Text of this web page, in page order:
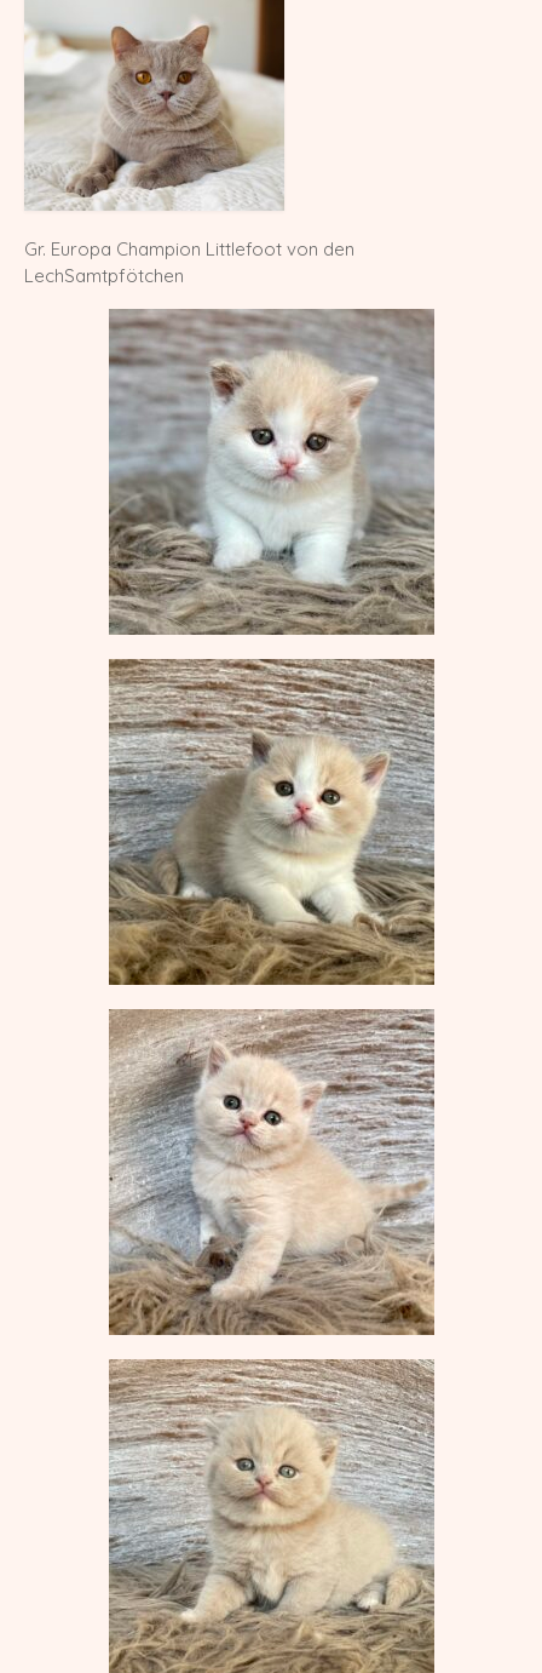
Y-Wurf vom 21.02.2026
X-Wurf vom 27.04.2025
W-Wurf vom 24.04.2025
V-Wurf vom 20.04.2025
T-Wurf vom 30.09.2024
S-Wurf vom 19.07.2024
R-Wurf vom 14.05.2024
Q-Wurf vom 06.04.2024
P-Wurf vom 17.08.2023
O-Wurf vom 23.05.2023
N-Wurf vom 03.05.2023
M-Wurf vom 12.04.2022
L-Wurf vom 19.07.2021
K-Wurf vom 21.06.2021
J-Wurf vom 02.02.2021
I-Wurf vom 29.11.2020
H-Wurf vom 18.04.2020
G-Wurf vom 02.01.2020
F-Wurf vom 23.09.2019
E-Wurf vom 29.11.2018
D-Wurf vom 11.04.2018
C-Wurf vom 23.08.2017
B-Wurf vom 19.07.2016
A-Wurf vom 01.04.2016
Infothek
BKH Rassestandard
Die Frage nach dem Preis
Unsere Ausstellungserfolge
Ehemalige Zuchttiere
Die Regenbogenbrücke
Pfotenbuch
Kontakt
Gr. Europa Champion Littlefoot von den
LechSamtpfötchen